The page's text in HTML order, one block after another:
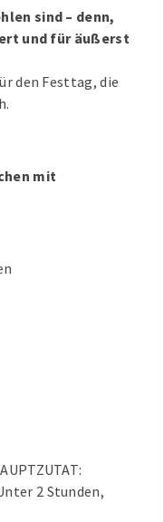
sind – denn,
und für äußerst
den Festtag, die
mit
2 Stunden,